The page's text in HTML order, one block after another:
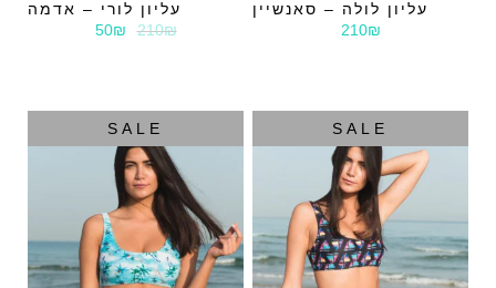
עליון לולה – סאנשיין
210₪
עליון לורי – אדמה
210₪
50₪
SALE
SALE